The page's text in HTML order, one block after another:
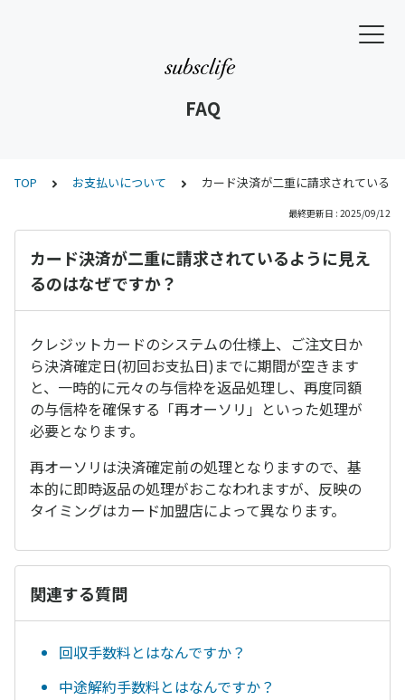
FAQ
TOP お支払いについて カード決済が二重に請求されている
最終更新日 : 2025/09/12
カード決済が二重に請求されているように見え
るのはなぜですか？
クレジットカードのシステムの仕様上、ご注文日か
ら決済確定日(初回お支払日)までに期間が空きます
と、一時的に元々の与信枠を返品処理し、再度同額
の与信枠を確保する「再オーソリ」といった処理が
必要となります。
再オーソリは決済確定前の処理となりますので、基
本的に即時返品の処理がおこなわれますが、反映の
タイミングはカード加盟店によって異なります。
関連する質問
回収手数料とはなんですか？
中途解約手数料とはなんですか？